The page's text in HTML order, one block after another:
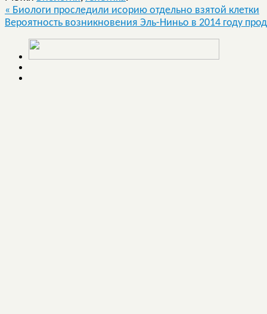
« Биологи проследили исорию отдельно взятой клетки
Вероятность возникновения Эль-Ниньо в 2014 году